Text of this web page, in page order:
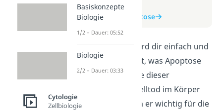
zum Video
zum Beitrag: Apoptose
In diesem Video wird dir einfach und
verständlich erklärt, was Apoptose
ist. Du erfährst, wie dieser
programmierter Zelltod im Körper
abläuft und warum er wichtig für die
Basiskonzepte
Biologie
1/2 – Dauer: 05:52
Biologie
2/2 – Dauer: 03:33
Cytologie
Zellbiologie